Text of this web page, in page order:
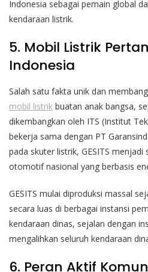
Indonesia sebagai pemain global
kendaraan listrik.
5. Mobil Listrik
Indonesia
Salah satu fakta unik dan
mobil listrik buatan anak bangsa,
dikembangkan oleh ITS (Institut
bekerja sama dengan PT
pada skuter listrik, GESITS
otomotif nasional yang berbasis
GESITS mulai diproduksi massal
secara luas di berbagai instansi
kendaraan dinas, sejalan dengan
mengalihkan seluruh kendaraan
6. Peran Aktif